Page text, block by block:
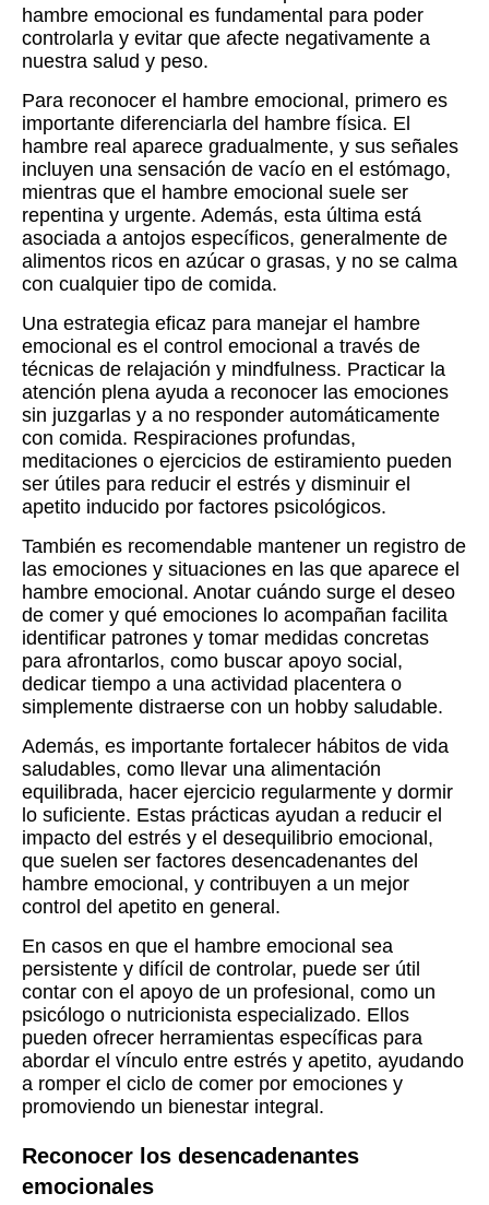
hambre emocional es fundamental para poder
controlarla y evitar que afecte negativamente a
nuestra salud y peso.
Para reconocer el hambre emocional, primero es
importante diferenciarla del hambre física. El
hambre real aparece gradualmente, y sus señales
incluyen una sensación de vacío en el estómago,
mientras que el hambre emocional suele ser
repentina y urgente. Además, esta última está
asociada a antojos específicos, generalmente de
alimentos ricos en azúcar o grasas, y no se calma
con cualquier tipo de comida.
Una estrategia eficaz para manejar el hambre
emocional es el control emocional a través de
técnicas de relajación y mindfulness. Practicar la
atención plena ayuda a reconocer las emociones
sin juzgarlas y a no responder automáticamente
con comida. Respiraciones profundas,
meditaciones o ejercicios de estiramiento pueden
ser útiles para reducir el estrés y disminuir el
apetito inducido por factores psicológicos.
También es recomendable mantener un registro de
las emociones y situaciones en las que aparece el
hambre emocional. Anotar cuándo surge el deseo
de comer y qué emociones lo acompañan facilita
identificar patrones y tomar medidas concretas
para afrontarlos, como buscar apoyo social,
dedicar tiempo a una actividad placentera o
simplemente distraerse con un hobby saludable.
Además, es importante fortalecer hábitos de vida
saludables, como llevar una alimentación
equilibrada, hacer ejercicio regularmente y dormir
lo suficiente. Estas prácticas ayudan a reducir el
impacto del estrés y el desequilibrio emocional,
que suelen ser factores desencadenantes del
hambre emocional, y contribuyen a un mejor
control del apetito en general.
En casos en que el hambre emocional sea
persistente y difícil de controlar, puede ser útil
contar con el apoyo de un profesional, como un
psicólogo o nutricionista especializado. Ellos
pueden ofrecer herramientas específicas para
abordar el vínculo entre estrés y apetito, ayudando
a romper el ciclo de comer por emociones y
promoviendo un bienestar integral.
Reconocer los desencadenantes
emocionales